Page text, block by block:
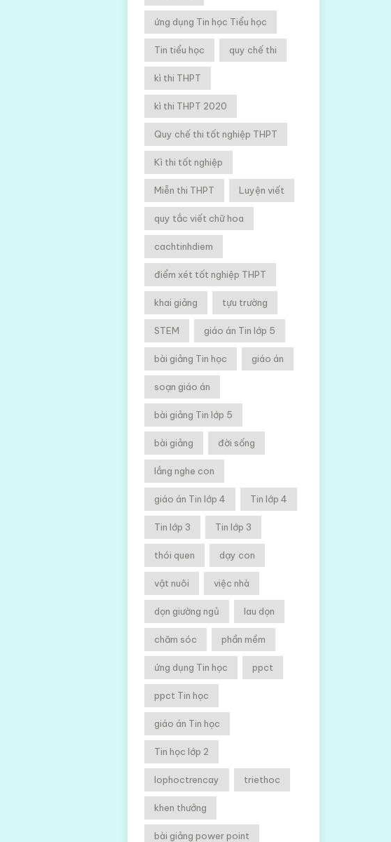
ứng dụng Tin học Tiểu học
Tin tiểu học quy chế thi
kì thi THPT
kì thi THPT 2020
Quy chế thi tốt nghiệp THPT
Kì thi tốt nghiệp
Miễn thi THPT Luyện viết
quy tắc viết chữ hoa
cachtinhdiem
điểm xét tốt nghiệp THPT
khai giảng tựu trường
STEM giáo án Tin lớp 5
bài giảng Tin học giáo án
soạn giáo án
bài giảng Tin lớp 5
bài giảng đời sống
lắng nghe con
giáo án Tin lớp 4 Tin lớp 4
Tin lớp 3 Tin lớp 3
thói quen dạy con
vật nuôi việc nhà
dọn giường ngủ lau dọn
chăm sóc phần mềm
ứng dụng Tin học ppct
ppct Tin học
giáo án Tin học
Tin học lớp 2
lophoctrencay triethoc
khen thưởng
bài giảng power point